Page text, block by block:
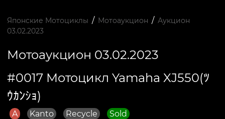
Японские Мотоциклы / Мотоаукцион / Аукцион
03.02.2023
Мотоаукцион 03.02.2023
#0017 Мотоцикл Yamaha XJ550(ﾂ
ｳｶﾝｼｮ)
A Kanto Recycle Sold